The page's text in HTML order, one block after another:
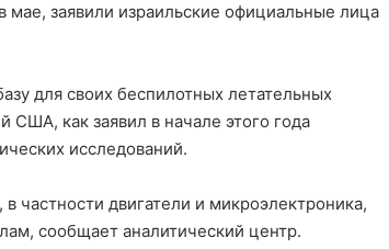
мае, заявили израильские официальные лица
для своих беспилотных летательных
США, как заявил в начале этого года
исследований.
частности двигатели и микроэлектроника,
сообщает аналитический центр.